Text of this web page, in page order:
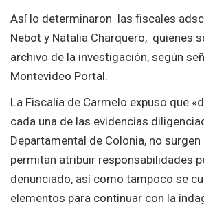
Así lo determinaron las fiscales
Nebot y Natalia Charquero, quienes
archivo de la investigación, según
Montevideo Portal.
La Fiscalía de Carmelo expuso que
cada una de las evidencias
Departamental de Colonia, no
permitan atribuir responsabilidades
denunciado, así como tampoco se
elementos para continuar con la